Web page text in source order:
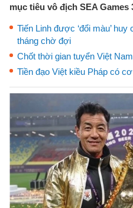
mục tiêu vô địch SEA Games
Tiến Linh được ‘đổi màu’
tháng chờ đợi
Chốt thời gian tuyển Việt
Tiền đạo Việt kiều Pháp có